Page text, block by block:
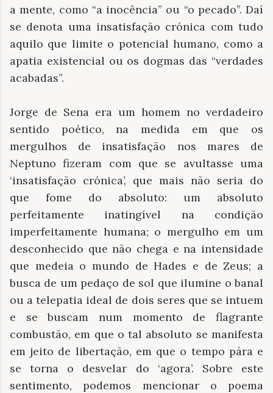
a mente, como “a inocência” ou “o pecado”. Daí
se denota uma insatisfação crónica com tudo
aquilo que limite o potencial humano, como a
apatia existencial ou os dogmas das “verdades
acabadas”.
Jorge de Sena era um homem no verdadeiro
sentido poético, na medida em que os
mergulhos de insatisfação nos mares de
Neptuno fizeram com que se avultasse uma
‘insatisfação crónica’, que mais não seria do
que fome do absoluto: um absoluto
perfeitamente inatingível na condição
imperfeitamente humana; o mergulho em um
desconhecido que não chega e na intensidade
que medeia o mundo de Hades e de Zeus; a
busca de um pedaço de sol que ilumine o banal
ou a telepatia ideal de dois seres que se intuem
e se buscam num momento de flagrante
combustão, em que o tal absoluto se manifesta
em jeito de libertação, em que o tempo pára e
se torna o desvelar do ‘agora’. Sobre este
sentimento, podemos mencionar o poema